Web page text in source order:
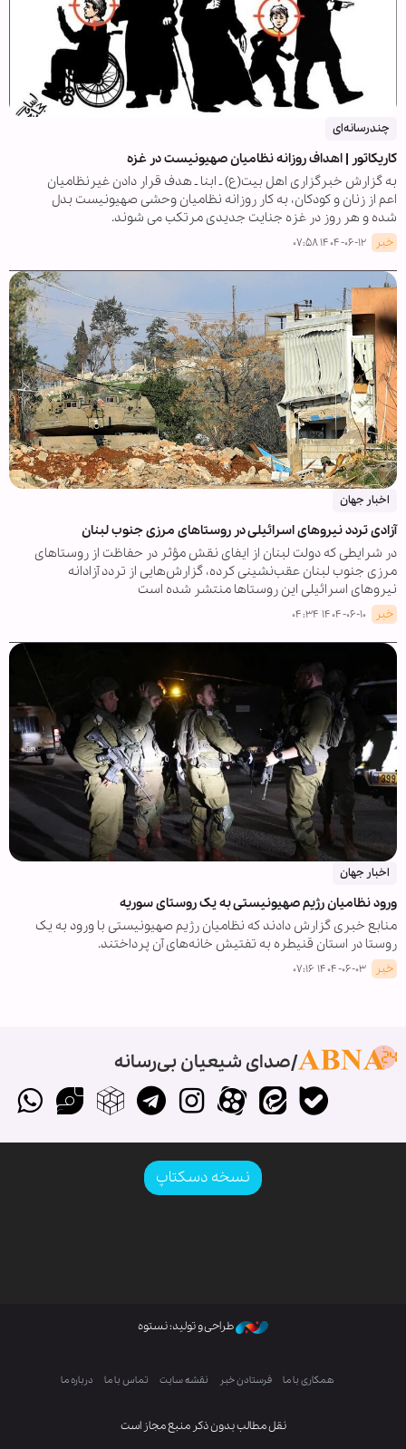
چندرسانه‌ای
کاریکاتور | اهداف روزانه نظامیان صهیونیست در غزه
به گزارش خبرگزاری اهل بیت(ع) ـ ابنا ـ هدف قرار دادن غیرنظامیان
اعم از زنان و کودکان، به کار روزانه نظامیان وحشی صهیونیست بدل
شده و هر روز در غزه جنایت جدیدی مرتکب می شوند.
خبر ۱۴۰۴-۰۶-۱۲ ۰۷:۵۸
اخبار جهان
آزادی تردد نیروهای اسرائیلی در روستاهای مرزی جنوب لبنان
در شرایطی که دولت لبنان از ایفای نقش مؤثر در حفاظت از روستاهای
مرزی جنوب لبنان عقب‌نشینی کرده، گزارش‌هایی از تردد آزادانه
نیروهای اسرائیلی این روستاها منتشر شده است
خبر ۱۴۰۴-۰۶-۱۰ ۰۴:۳۴
اخبار جهان
ورود نظامیان رژیم صهیونیستی به یک روستای سوریه
منابع خبری گزارش دادند که نظامیان رژیم صهیونیستی با ورود به یک
روستا در استان قنیطره به تفتیش خانه‌های آن پرداختند.
خبر ۱۴۰۴-۰۶-۰۳ ۰۷:۱۶
صدای شیعیان بی‌رسانه
نسخه دسکتاپ
نقل مطالب بدون ذکر منبع مجاز است
طراحی و تولید: نستوه
همکاری با ما فرستادن خبر نقشه سایت تماس با ما درباره ما